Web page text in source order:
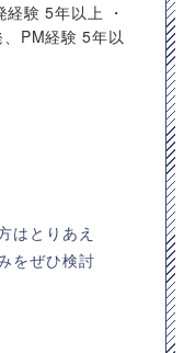
験 5年以上 ・
PM経験 5年以
はとりあえ
をぜひ検討